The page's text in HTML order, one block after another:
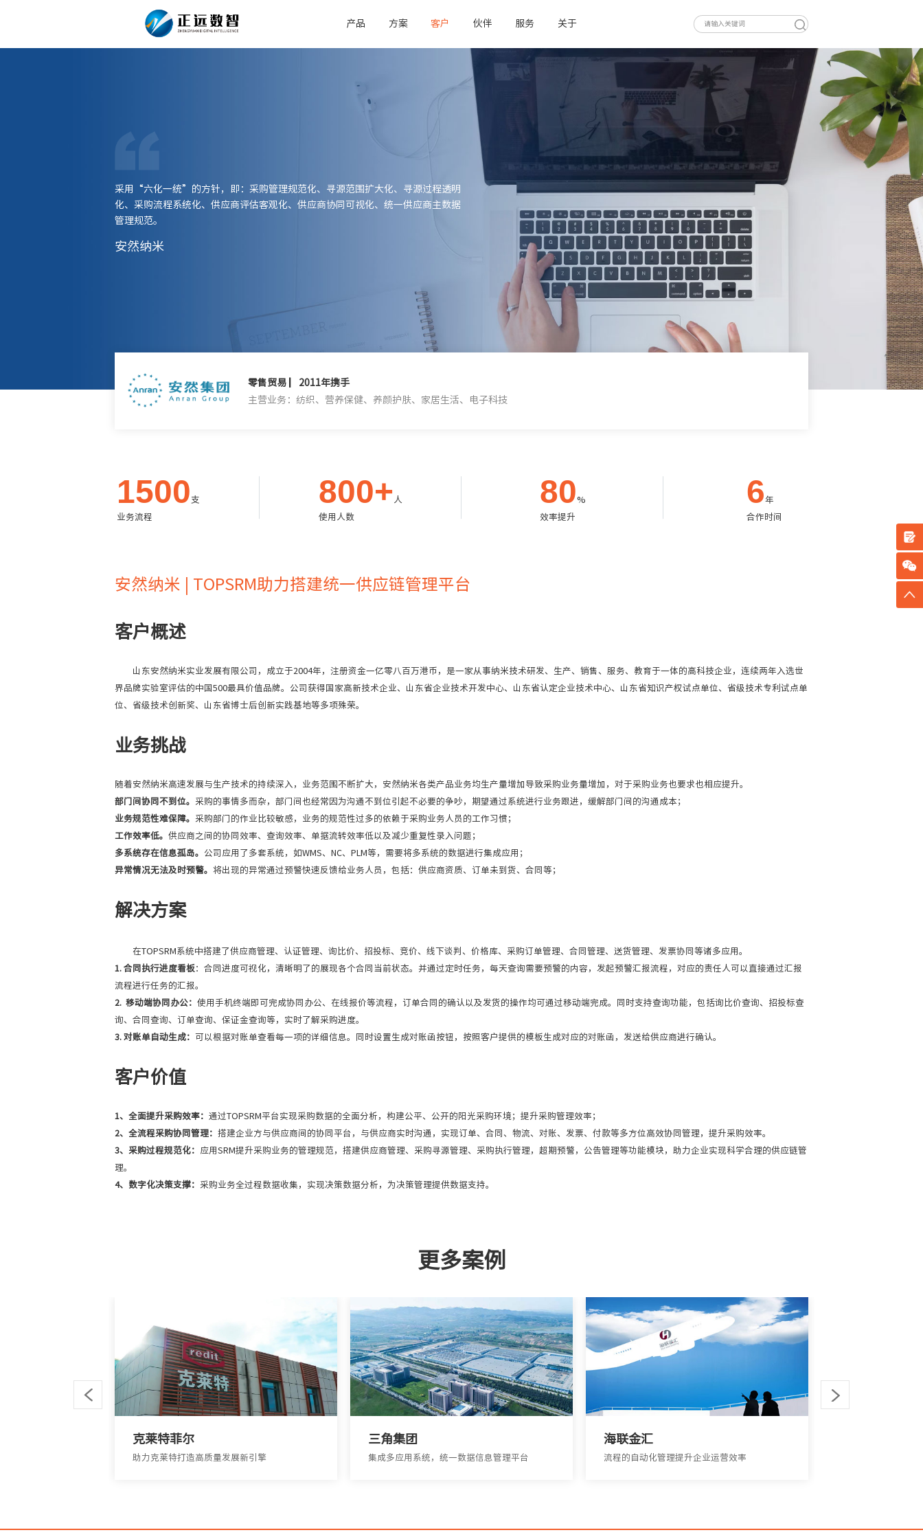
产品 方案 客户 伙伴 服务 关于
采用“六化一统”的方针，即：采购管理规范化、寻源范围扩大化、寻源过程透明
化、采购流程系统化、供应商评估客观化、供应商协同可视化、统一供应商主数据
管理规范。
安然纳米
零售贸易 ▏2011年携手
主营业务：纺织、营养保健、养颜护肤、家居生活、电子科技
1500 支
业务流程
800+ 人
使用人数
80%
效率提升
6年
合作时间
安然纳米 TOPSRM助力搭建统一供应链管理平台
客户概述
山东安然纳米实业发展有限公司，成立于2004年，注册资金一亿零八百万港币，是一家从事纳米技术研发、生产、销售、服务、教育于一体的高科技企业，连续两年入选世
界品牌实验室评估的中国500最具价值品牌。公司获得国家高新技术企业、山东省企业技术开发中心、山东省认定企业技术中心、山东省知识产权试点单位、省级技术专利试点单
位、省级技术创新奖、山东省博士后创新实践基地等多项殊荣。
业务挑战
随着安然纳米高速发展与生产技术的持续深入，业务范围不断扩大，安然纳米各类产品业务均生产量增加导致采购业务量增加，对于采购业务也要求也相应提升。
部门间协同不到位。 采购的事情多而杂，部门间也经常因为沟通不到位引起不必要的争吵，期望通过系统进行业务跟进，缓解部门间的沟通成本；
业务规范性难保障。 采购部门的作业比较敏感，业务的规范性过多的依赖于采购业务人员的工作习惯；
工作效率低。供应商之间的协同效率、查询效率、单据流转效率低以及减少重复性录入问题；
多系统存在信息孤岛。 公司应用了多套系统，如WMS、NC、PLM等，需要将多系统的数据进行集成应用；
异常情况无法及时预警。将出现的异常通过预警快速反馈给业务人员，包括：供应商资质、订单未到货、合同等；
解决方案
在TOPSRM系统中搭建了供应商管理、认证管理、询比价、招投标、竞价、线下谈判、价格库、采购订单管理、合同管理、送货管理、发票协同等诸多应用。
1. 合同执行进度看板 ：合同进度可视化，清晰明了的展现各个合同当前状态。并通过定时任务，每天查询需要预警的内容，发起预警汇报流程，对应的责任人可以直接通过汇报
流程进行任务的汇报。
2. 移动端协同办公：使用手机终端即可完成协同办公、在线报价等流程，订单合同的确认以及发货的操作均可通过移动端完成。同时支持查询功能，包括询比价查询、招投标查
询、合同查询、订单查询、保证金查询等，实时了解采购进度。
3. 对账单自动生成：可以根据对账单查看每一项的详细信息。同时设置生成对账函按钮，按照客户提供的模板生成对应的对账函，发送给供应商进行确认。
客户价值
1、全面提升采购效率：通过TOPSRM平台实现采购数据的全面分析，构建公平、公开的阳光采购环境；提升采购管理效率；
2、全流程采购协同管理：搭建企业方与供应商间的协同平台，与供应商实时沟通，实现订单、合同、物流、对账、发票、付款等多方位高效协同管理，提升采购效率。
3、采购过程规范化： 应用SRM提升采购业务的管理规范，搭建供应商管理、采购寻源管理、采购执行管理，超期预警，公告管理等功能模块，助力企业实现科学合理的供应链管
理。
4、数字化决策支撑： 采购业务全过程数据收集，实现决策数据分析，为决策管理提供数据支持。
更多案例
克莱特菲尔
助力克莱特打造高质量发展新引擎
三角集团
集成多应用系统，统一数据信息管理平台
海联金汇
流程的自动化管理提升企业运营效率